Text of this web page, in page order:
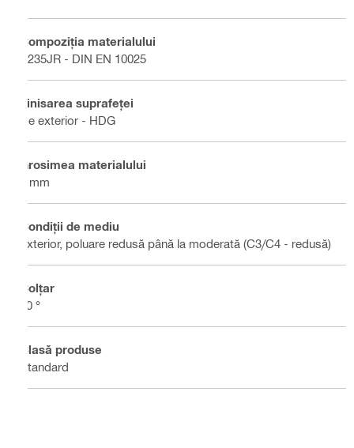
Compoziţia materialului
S235JR - DIN EN 10025
Finisarea suprafeţei
De exterior - HDG
Grosimea materialului
6 mm
Condiţii de mediu
Exterior, poluare redusă până la moderată (C3/C4 - redusă)
Colţar
90 °
Clasă produse
Standard